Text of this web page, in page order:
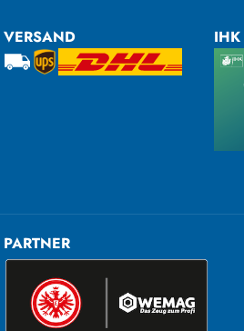
VERSAND IHK
PARTNER